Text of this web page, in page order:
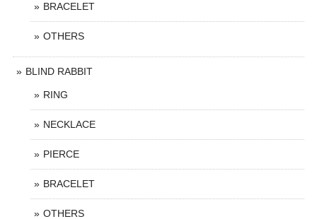
BRACELET
OTHERS
BLIND RABBIT
RING
NECKLACE
PIERCE
BRACELET
OTHERS